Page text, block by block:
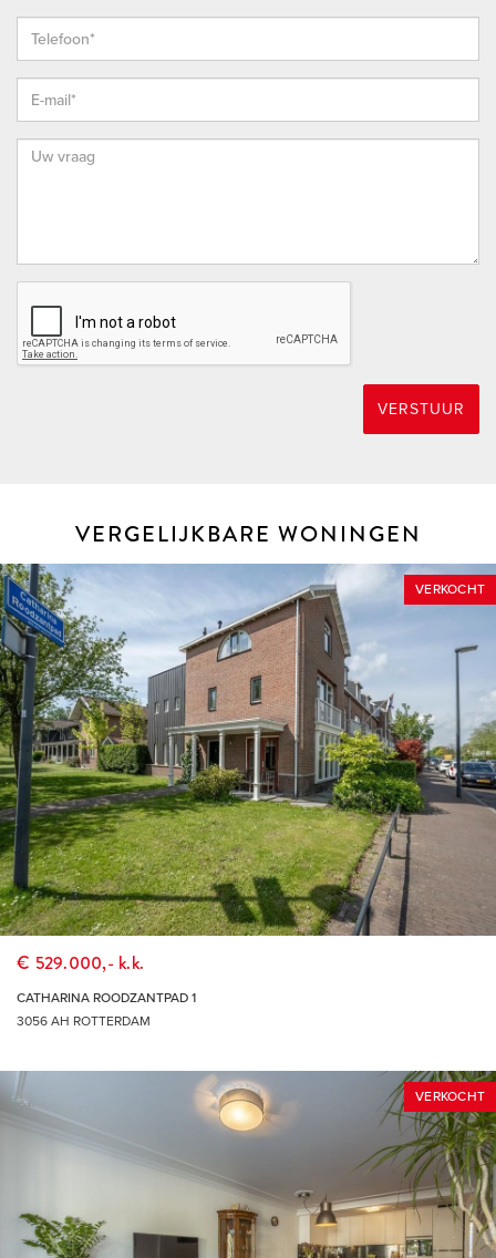
overige beschikbare documentatie. Desondanks kan niet
worden uitgesloten dat de inhoud onvolledig of onjuist is. Aan
deze presentatie kunnen geen rechten worden ontleend.
Koper wordt uitdrukkelijk uitgenodigd om de verstrekte
informatie te controleren, nadere vragen te stellen en waar
nodig aanvullend onderzoek te laten verrichten, in het
bouwkundige staat, bestemmingsplan- en
gebruiksmogelijkheden. Opgegeven maten en oppervlakten
zijn indicatief en gemeten conform de geldende
meetinstructie. Indien voor koper onzekerheden bestaan,
ROTTERDAM
VERSTUUR
VERGELIJKBARE WONINGEN
VERKOCHT
€ 529.000,- k.k.
CATHARINA ROODZANTPAD 1
3056 AH ROTTERDAM
VERKOCHT